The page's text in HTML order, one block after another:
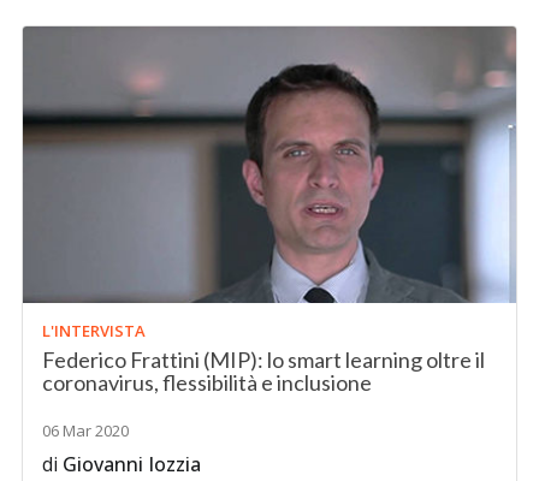
L'INTERVISTA
Federico Frattini (MIP): lo smart learning oltre il
coronavirus, flessibilità e inclusione
06 Mar 2020
di Giovanni Iozzia